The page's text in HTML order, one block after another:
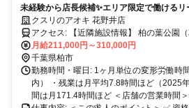
未経験から店長候補✨エリア限定で働ける
｜残業月7.8h
クスリのアオキ 花野井店
アクセス: 【近隣施設情報】 柏の葉公園（車5分）、ららぽーと柏の
葉（車10分）、柏市立柏病院（車5分） 【近隣学校情報】 東京大
学・柏C（車5分）
月給211,000円～310,000円
千葉県柏市
勤務時間・曜日: 1ヶ月単位の変形労働時
内） ・残業は月平均7.8時間ほど（2025
間は月171.4時間ほど ＜店舗の営業時間